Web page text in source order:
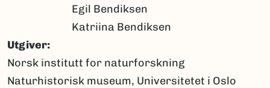
Egil Bendiksen
Katriina Bendiksen
Utgiver
Norsk institutt for naturforskning
Naturhistorisk museum, Universitetet i Oslo